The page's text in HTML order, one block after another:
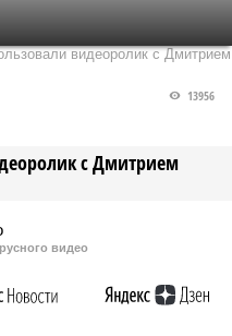
видеоролик с Дмитрием
с Дмитрием
13956
видео